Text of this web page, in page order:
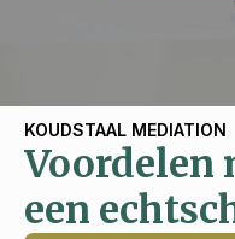
KOUDSTAAL MEDIATION
Voordelen
een